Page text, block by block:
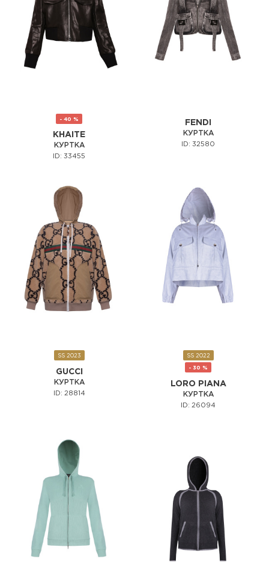
- 40 %
KHAITE
КУРТКА
ID: 33455
FENDI
КУРТКА
ID: 32580
SS 2023
GUCCI
КУРТКА
ID: 28814
SS 2022
- 30 %
LORO PIANA
КУРТКА
ID: 26094